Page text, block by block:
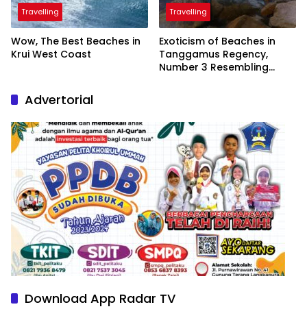
Travelling
Wow, The Best Beaches in
Krui West Coast
Travelling
Exoticism of Beaches in
Tanggamus Regency,
Number 3 Resembling
Advertorial
Download App Radar TV